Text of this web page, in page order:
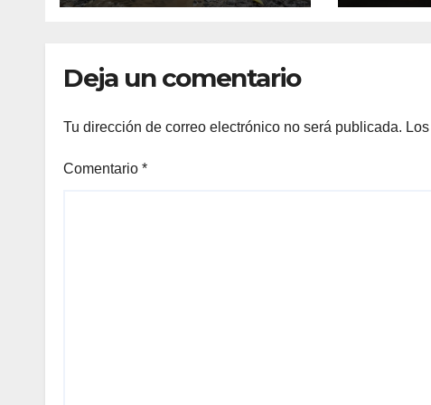
riesgo diario
Deja un comentario
Tu dirección de correo electrónico no será publicada.
Comentario *